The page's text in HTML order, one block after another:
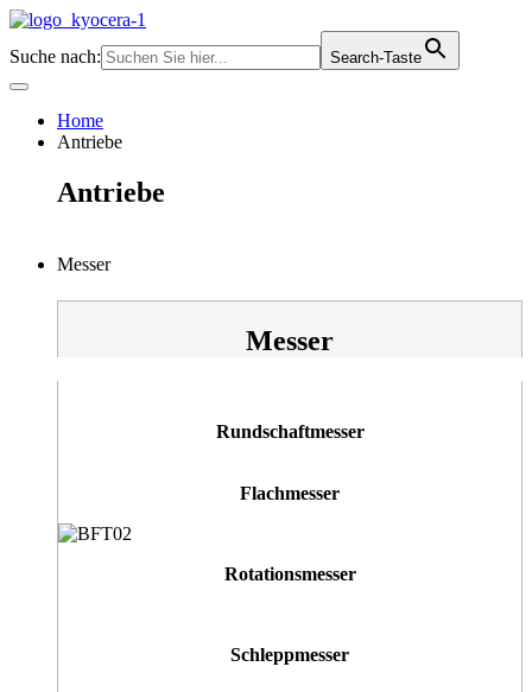
Zum
springen
Suche nach: Search-Taste
Home
Antriebe
Antriebe
Messer
Messer
Rundschaftmesser
Flachmesser
Rotationsmesser
Schleppmesser